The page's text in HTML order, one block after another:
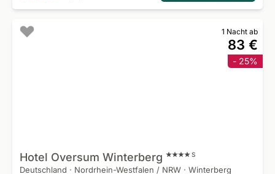
1 Nacht ab
83 €
- 25%
Hotel Oversum Winterberg S
Deutschland · Nordrhein-Westfalen / NRW · Winterberg